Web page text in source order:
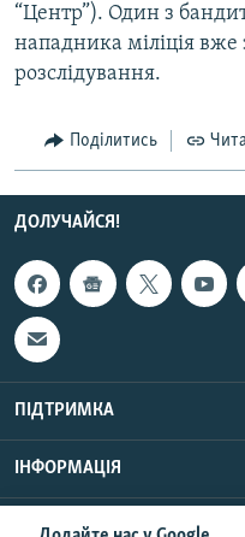
Усі сайти RFE/RL
“Центр”). Один з
нападника міліція
розслідування.
Поділитись
ДОЛУЧАЙСЯ!
ПІДТРИМКА
ІНФОРМАЦІЯ
© Радіо
UTC+3